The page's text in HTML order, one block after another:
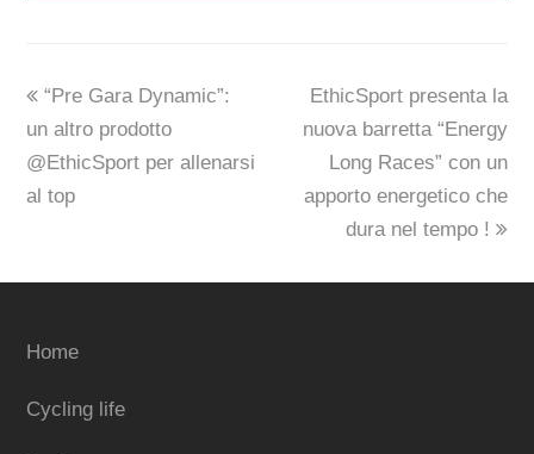
previous
post:
“Pre Gara Dynamic”:
un altro prodotto
@EthicSport per allenarsi
al top
next
post:
EthicSport presenta la
nuova barretta “Energy
Long Races” con un
apporto energetico che
dura nel tempo !
Home
Cycling life